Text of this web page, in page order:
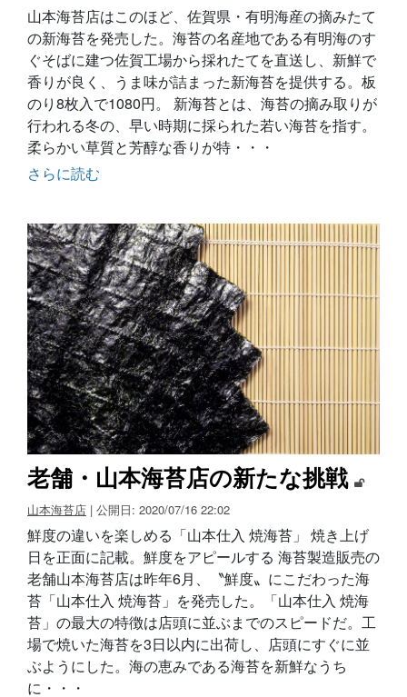
山本海苔店はこのほど、佐賀県・有明海産の摘みたて
の新海苔を発売した。海苔の名産地である有明海のす
ぐそばに建つ佐賀工場から採れたてを直送し、新鮮で
香りが良く、うま味が詰まった新海苔を提供する。板
のり8枚入で1080円。 新海苔とは、海苔の摘み取りが
行われる冬の、早い時期に採られた若い海苔を指す。
柔らかい草質と芳醇な香りが特・・・
さらに読む
老舗・山本海苔店の新たな挑戦
山本海苔店 | 公開日: 2020/07/16 22:02
鮮度の違いを楽しめる「山本仕入 焼海苔」 焼き上げ
日を正面に記載。鮮度をアピールする 海苔製造販売の
老舗山本海苔店は昨年6月、〝鮮度〟にこだわった海
苔「山本仕入 焼海苔」を発売した。「山本仕入 焼海
苔」の最大の特徴は店頭に並ぶまでのスピードだ。工
場で焼いた海苔を3日以内に出荷し、店頭にすぐに並
ぶようにした。海の恵みである海苔を新鮮なうち
に・・・